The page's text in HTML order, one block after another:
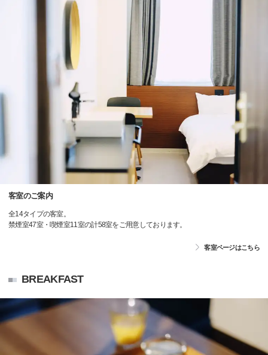
客室のご案内
全14タイプの客室。
禁煙室47室・喫煙室11室の計58室をご用意しております。
客室ページはこちら
BREAKFAST